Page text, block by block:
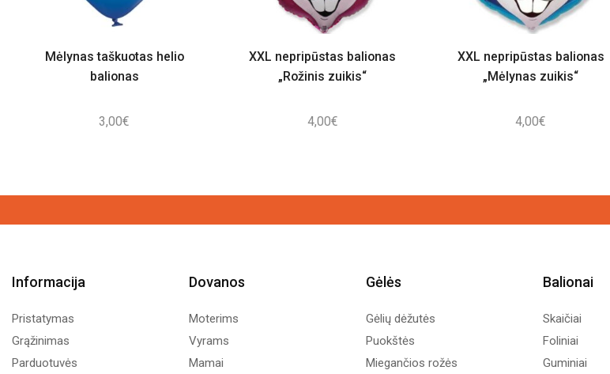
Mėlynas taškuotas helio
balionas
3,00€
XXL nepripūstas balionas
„Rožinis zuikis“
4,00€
XXL nepripūstas balionas
„Mėlynas zuikis“
4,00€
Informacija
Pristatymas
Grąžinimas
Parduotuvės
Dovanos
Moterims
Vyrams
Mamai
Gėlės
Gėlių dėžutės
Puokštės
Miegančios rožės
Balionai
Skaičiai
Foliniai
Guminiai